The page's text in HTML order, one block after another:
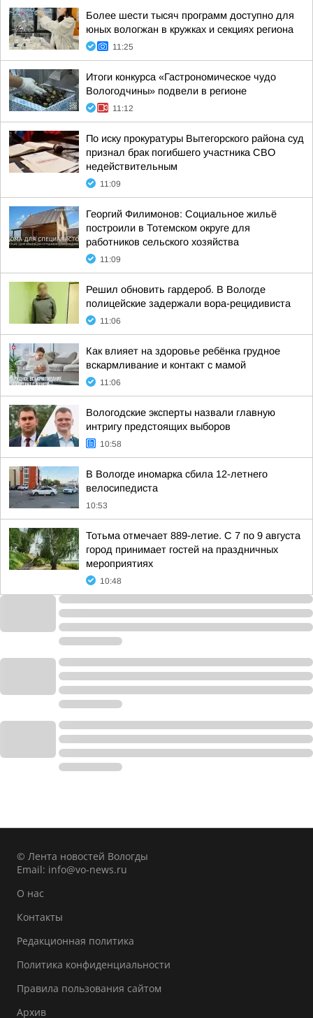
Более шести тысяч программ доступно для
юных вологжан в кружках и секциях региона
11:25
Итоги конкурса «Гастрономическое чудо
Вологодчины» подвели в регионе
11:12
По иску прокуратуры Вытегорского района суд
признал брак погибшего участника СВО
недействительным
11:09
Георгий Филимонов: Социальное жильё
построили в Тотемском округе для
работников сельского хозяйства
11:09
Решил обновить гардероб. В Вологде
полицейские задержали вора-рецидивиста
11:06
Как влияет на здоровье ребёнка грудное
вскармливание и контакт с мамой
11:06
Вологодские эксперты назвали главную
интригу предстоящих выборов
10:58
В Вологде иномарка сбила 12-летнего
велосипедиста
10:53
Тотьма отмечает 889-летие. С 7 по 9 августа
город принимает гостей на праздничных
мероприятиях
10:48
© Лента новостей Вологды
Email: info@vo-news.ru
О нас
Контакты
Редакционная политика
Политика конфиденциальности
Правила пользования сайтом
Архив